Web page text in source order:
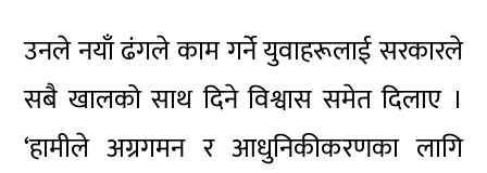
उनले नयाँ ढंगले काम गर्ने युवाहरूलाई सरकारले
सबै खालको साथ दिने विश्वास समेत दिलाए ।
‘हामीले अग्रगमन र आधुनिकीकरणका लागि